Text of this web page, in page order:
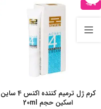
-15%
کرم ژل ترمیم کننده اکنس 4 ساین
اسکین حجم 20ml